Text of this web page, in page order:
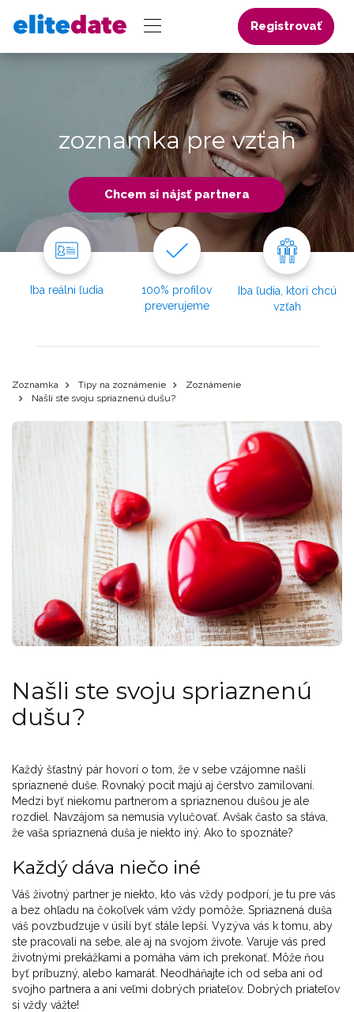
Registrovať
zoznamka pre vzťah
Chcem si nájsť partnera
Iba reálni ľudia
100% profilov
preverujeme
Iba ľudia, ktorí chcú
vzťah
Zoznamka Tipy na zoznámenie
Zoznámenie
Našli ste svoju spriaznenú dušu?
Našli ste svoju spriaznenú
dušu?
Každý šťastný pár hovorí o tom, že v sebe vzájomne našli
spriaznené duše. Rovnaký pocit majú aj čerstvo zamilovaní.
Medzi byť niekomu partnerom a spriaznenou dušou je ale
rozdiel. Navzájom sa nemusia vylučovať. Avšak často sa stáva,
že vaša spriaznená duša je niekto iný. Ako to spoznáte?
Každý dáva niečo iné
Váš životný partner je niekto, kto vás vždy podporí, je tu pre vás
a bez ohľadu na čokoľvek vám vždy pomôže. Spriaznená duša
váš povzbudzuje v úsilí byť stále lepší. Vyzýva vás k tomu, aby
ste pracovali na sebe, ale aj na svojom živote. Varuje vás pred
životnými prekážkami a pomáha vám ich prekonať. Môže ňou
byť príbuzný, alebo kamarát. Neodháňajte ich od seba ani od
svojho partnera a ani veľmi dobrých priateľov. Dobrých priateľov
si vždy vážte!